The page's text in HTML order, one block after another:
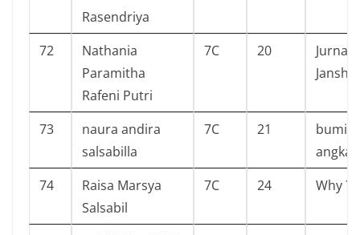
Rasendriya
72
Nathania
Paramitha
Rafeni Putri
7C 20
Jurnal
73
naura andira
salsabilla
7C 21
bumi
74
Raisa Marsya
Salsabil
7C 24 Why ?